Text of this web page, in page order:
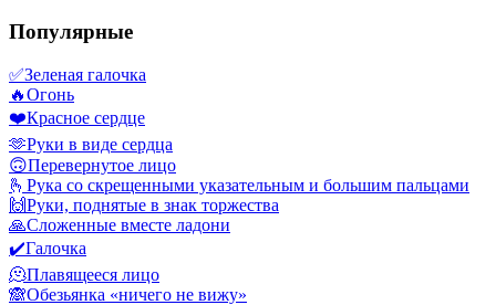
Популярные
✅Зеленая галочка
🔥Огонь
❤️Красное сердце
🫶Руки в виде сердца
🙃Перевернутое лицо
🫰 Рука со скрещенными указательным и большим пальцами
🙌Руки, поднятые в знак торжества
🙏Сложенные вместе ладони
✔️Галочка
🫠Плавящееся лицо
🙈Обезьянка «ничего не вижу»